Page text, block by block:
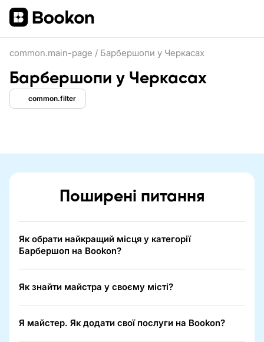
common.main-page / Барбершопи у Черкасах
Барбершопи у Черкасах
common.filter
Поширені питання
Як обрати найкращий місця у категорії
Барбершоп на Bookon?
Як знайти майстра у своєму місті?
Я майстер. Як додати свої послуги на Bookon?